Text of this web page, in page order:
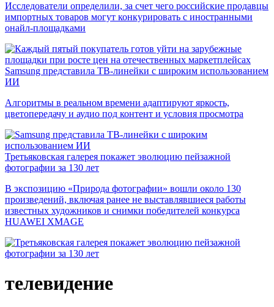
Исследователи определили, за счет чего российские продавцы
импортных товаров могут конкурировать с иностранными
онайл-площадками
Samsung представила ТВ-линейки с широким использованием
ИИ
Алгоритмы в реальном времени адаптируют яркость,
цветопередачу и аудио под контент и условия просмотра
Третьяковская галерея покажет эволюцию пейзажной
фотографии за 130 лет
В экспозицию «Природа фотографии» вошли около 130
произведений, включая ранее не выставлявшиеся работы
известных художников и снимки победителей конкурса
HUAWEI XMAGE
телевидение